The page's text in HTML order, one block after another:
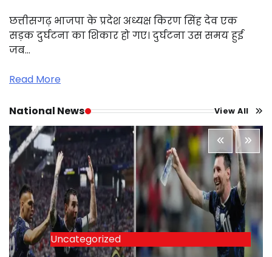
छत्तीसगढ़ भाजपा के प्रदेश अध्यक्ष किरण सिंह देव एक
सड़क दुर्घटना का शिकार हो गए। दुर्घटना उस समय हुई
जब…
Read More
National News View All
Uncategorized